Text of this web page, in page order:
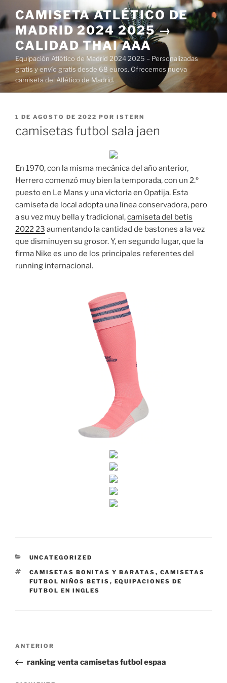
al
contenido
CAMISETA ATLÉTICO DE
MADRID 2024 2025 →
CALIDAD THAI AAA
Equipación Atlético de Madrid 2024 2025 – Personalizadas
gratis y envío gratis desde 68 euros. Ofrecemos nueva
camiseta del Atlético de Madrid.
PUBLICADO
1 DE AGOSTO DE 2022 POR ISTERN
camisetas futbol sala jaen
En 1970, con la misma mecánica del año anterior,
Herrero comenzó muy bien la temporada, con un 2.º
puesto en Le Mans y una victoria en Opatija. Esta
camiseta de local adopta una línea conservadora, pero
a su vez muy bella y tradicional,camiseta del betis
2022 23 aumentando la cantidad de bastones a la vez
que disminuyen su grosor. Y, en segundo lugar, que la
firma Nike es uno de los principales referentes del
running internacional.
CATEGORÍAS
UNCATEGORIZED
ETIQUETAS
CAMISETAS BONITAS Y BARATAS , CAMISETAS
FUTBOL NIÑOS BETIS , EQUIPACIONES DE
FUTBOL EN INGLES
Navegación
entradas
Entrada
anterior:
ANTERIOR
ranking venta camisetas futbol espaa